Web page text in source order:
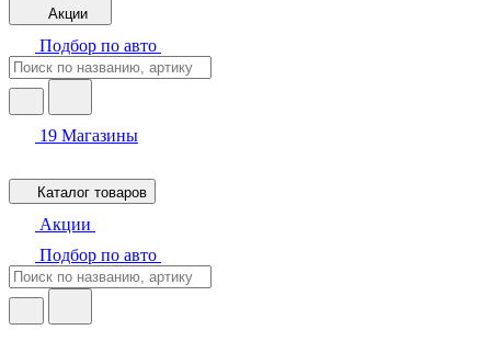
Акции
Подбор по авто
19 Магазины
Каталог товаров
Акции
Подбор по авто